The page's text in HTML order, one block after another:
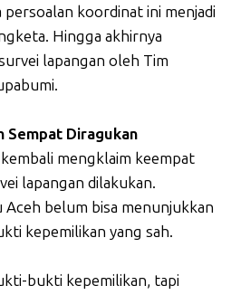
persoalan koordinat ini menjadi
Hingga akhirnya
lapangan oleh Tim
Sempat Diragukan
mengklaim keempat
lapangan dilakukan.
Aceh belum bisa menunjukkan
kepemilikan yang sah.
bukti kepemilikan, tapi